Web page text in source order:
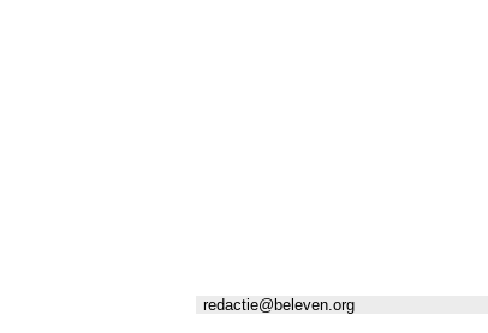
redactie@beleven.org